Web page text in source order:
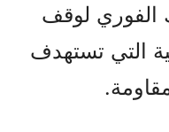
الفوري لوقف
التي تستهدف